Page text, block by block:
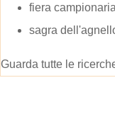
fiera
sagra
Guarda tutte le